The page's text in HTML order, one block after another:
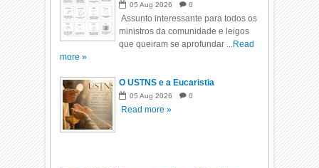
05 Aug 2026 0
Assunto interessante para todos os
ministros da comunidade e leigos
que queiram se aprofundar ...Read
more »
O USTNS e a Eucaristia
05 Aug 2026 0
Read more »